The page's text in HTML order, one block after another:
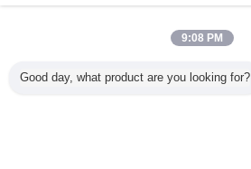
9:08 PM
Good day, what product are you looking for?